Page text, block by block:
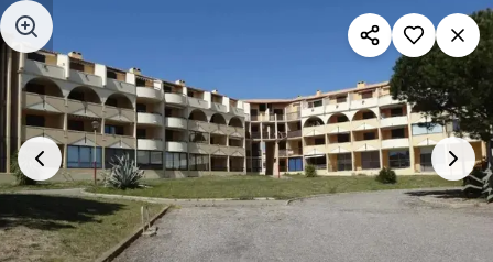
Aller au contenu principal